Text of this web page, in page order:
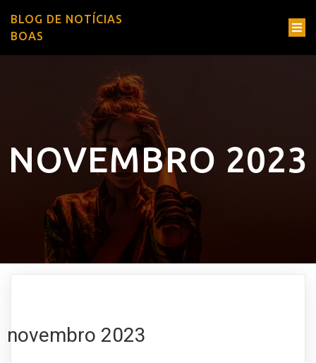
BLOG DE NOTÍCIAS
BOAS
NOVEMBRO 2023
novembro 2023